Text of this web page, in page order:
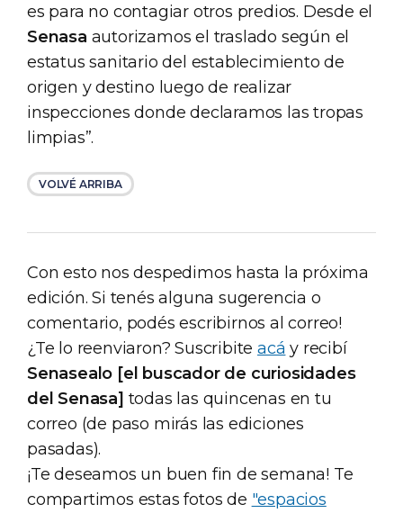
es para no contagiar otros predios. Desde el
Senasa autorizamos el traslado según el
estatus sanitario del establecimiento de
origen y destino luego de realizar
inspecciones donde declaramos las tropas
limpias”.
VOLVÉ ARRIBA
Con esto nos despedimos hasta la próxima
edición. Si tenés alguna sugerencia o
comentario, podés escribirnos al correo!
¿Te lo reenviaron? Suscribiteacá y recibí
Senasealo [el buscador de curiosidades
del Senasa] todas las quincenas en tu
correo (de paso mirás las ediciones
pasadas).
¡Te deseamos un buen fin de semana! Te
compartimos estas fotos de "espacios